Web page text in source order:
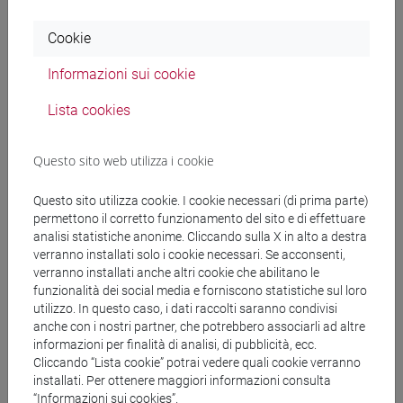
Testi di riferimento
Testi di riferimento:
Manuale di economia del lavoro, il Mulino,
- Bosi, P. (2023) Corso di scienza delle finanze, il
Mulino, Bologna: capitoli selezionati
Ulteriori letture saranno indicate nella piattaforma
Moodle
Modalità di verifica dell'apprendimento
L’esame consiste in una prova scritta che mira a
Cookie
Informazioni sui cookie
Lista cookies
Questo sito web utilizza i cookie
Questo sito utilizza cookie. I cookie necessari (di prima parte)
permettono il corretto funzionamento del sito e di effettuare
analisi statistiche anonime. Cliccando sulla X in alto a destra
verranno installati solo i cookie necessari. Se acconsenti,
verranno installati anche altri cookie che abilitano le
funzionalità dei social media e forniscono statistiche sul loro
utilizzo. In questo caso, i dati raccolti saranno condivisi
anche con i nostri partner, che potrebbero associarli ad altre
informazioni per finalità di analisi, di pubblicità, ecc.
Cliccando “Lista cookie” potrai vedere quali cookie verranno
installati. Per ottenere maggiori informazioni consulta
“Informazioni sui cookies”.